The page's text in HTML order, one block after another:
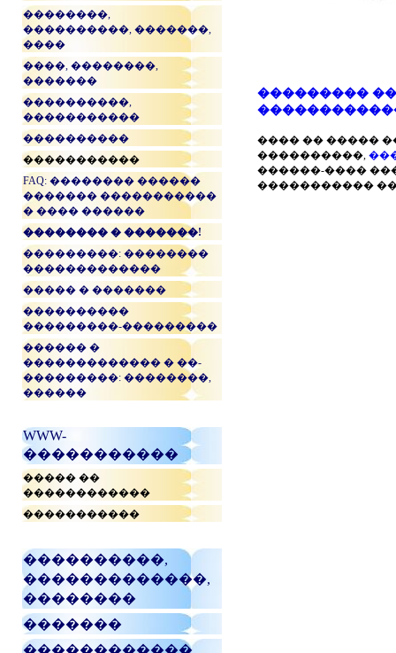
��������,
����������, �������,
����
����, ��������,
�������
����������,
�����������
����������
�����������
FAQ: �������� ������
������� �����������
� ���� ������
�������� � �������!
���������: ��������
�������������
����� � �������
����������
���������-���������
������ �
������������� � ��-
���������: ��������,
������
WWW-
�����������
����� ��
������������
�����������
����������,
�������������,
��������
�������
������������,
���������
���� �� �����
����������,
������-����
�����������